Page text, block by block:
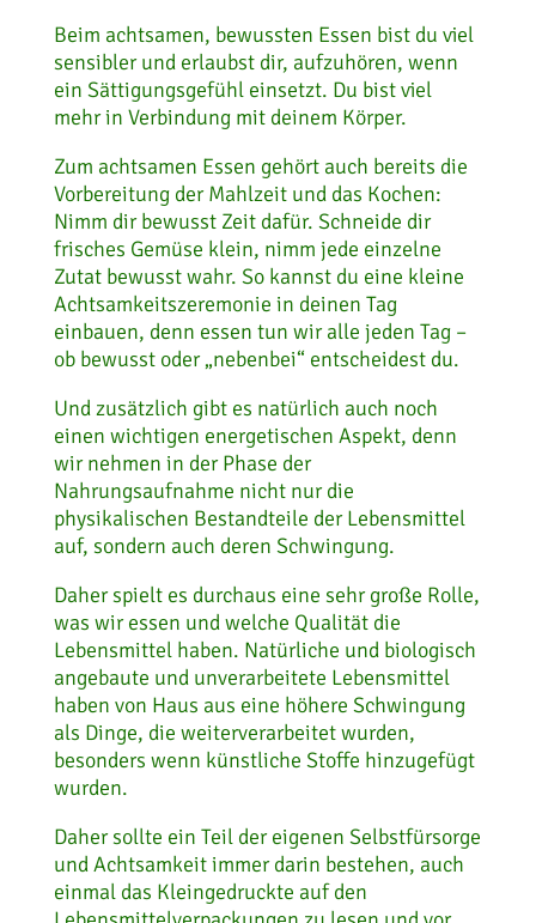
Beim achtsamen, bewussten Essen bist du viel
sensibler und erlaubst dir, aufzuhören, wenn
ein Sättigungsgefühl einsetzt. Du bist viel
mehr in Verbindung mit deinem Körper.
Zum achtsamen Essen gehört auch bereits die
Vorbereitung der Mahlzeit und das Kochen:
Nimm dir bewusst Zeit dafür. Schneide dir
frisches Gemüse klein, nimm jede einzelne
Zutat bewusst wahr. So kannst du eine kleine
Achtsamkeitszeremonie in deinen Tag
einbauen, denn essen tun wir alle jeden Tag –
ob bewusst oder „nebenbei“ entscheidest du.
Und zusätzlich gibt es natürlich auch noch
einen wichtigen energetischen Aspekt, denn
wir nehmen in der Phase der
Nahrungsaufnahme nicht nur die
physikalischen Bestandteile der Lebensmittel
auf, sondern auch deren Schwingung.
Daher spielt es durchaus eine sehr große Rolle,
was wir essen und welche Qualität die
Lebensmittel haben. Natürliche und biologisch
angebaute und unverarbeitete Lebensmittel
haben von Haus aus eine höhere Schwingung
als Dinge, die weiterverarbeitet wurden,
besonders wenn künstliche Stoffe hinzugefügt
wurden.
Daher sollte ein Teil der eigenen Selbstfürsorge
und Achtsamkeit immer darin bestehen, auch
einmal das Kleingedruckte auf den